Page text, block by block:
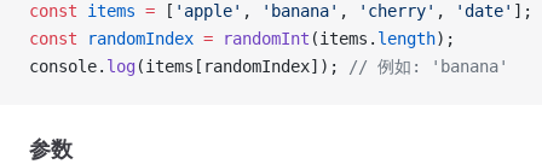
const items = [ 'apple' , 'banana' , 'cherry' , 'date' ];
const randomIndex = randomInt (items. length);
console. log (items[randomIndex]); // 例如: 'banana'
参数